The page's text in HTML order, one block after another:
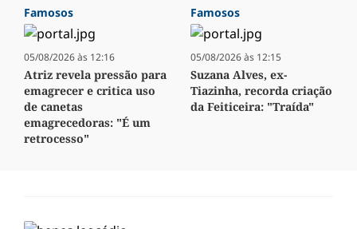
Famosos
05/08/2026 às 12:16
Atriz revela pressão para
emagrecer e critica uso
de canetas
emagrecedoras: "É um
retrocesso"
Famosos
05/08/2026 às 12:15
Suzana Alves, ex-
Tiazinha, recorda criação
da Feiticeira: "Traída"